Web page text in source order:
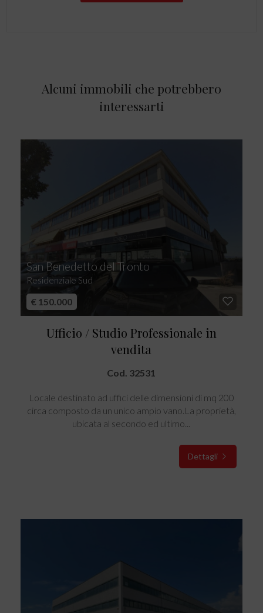
Alcuni immobili che potrebbero
interessarti
San Benedetto del Tronto
Residenziale Sud
€ 150.000
Ufficio / Studio Professionale in
vendita
Cod. 32531
Locale destinato ad uffici delle dimensioni di mq 200
circa composto da un unico ampio vano.La proprietà,
ubicata al secondo ed ultimo...
Dettagli